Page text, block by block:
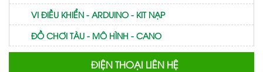
VI ĐIỀU KHIỂN - ARDUINO - KIT NẠP
ĐỒ CHƠI TÀU - MÔ HÌNH - CANO
ĐIỆN THOẠI LIÊN HỆ